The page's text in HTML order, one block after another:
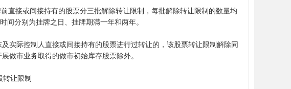
直接或间接持有的股票分三批解除转让限制，每批解除转让限制的数量均
间分别为挂牌之日、挂牌期满一年和两年。
实际控制人直接或间接持有的股票进行过转让的，该股票转让限制解除同
做市业务取得的做市初始库存股票除外。
转让限制